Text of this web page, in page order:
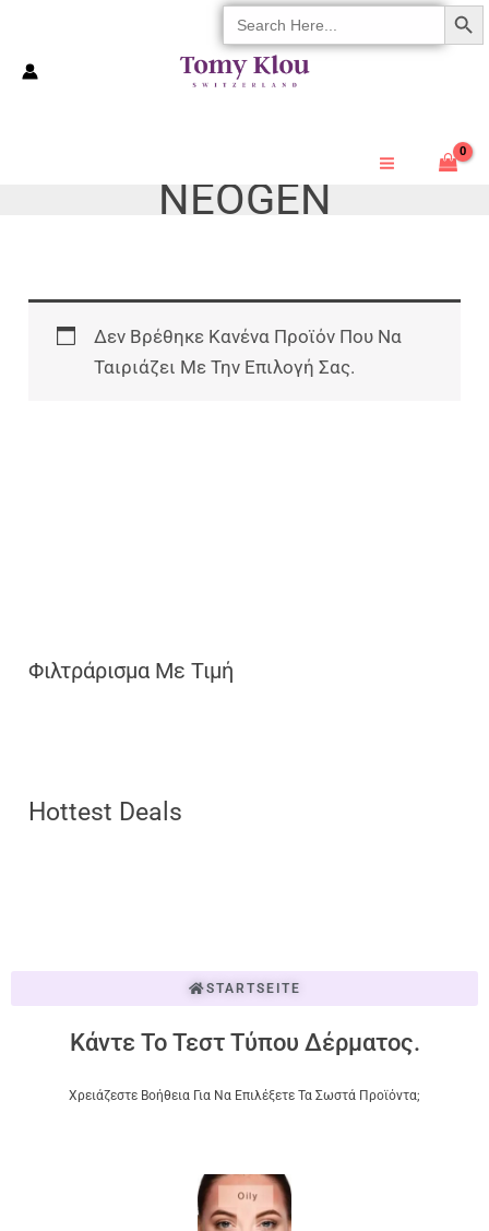
Search
For:
SEARCH
Περιεχόμενο
NEOGEN
Φιλτράρισμα Με Τιμή
Hottest Deals
Δεν Βρέθηκε Κανένα Προϊόν Που Να
Ταιριάζει Με Την Επιλογή Σας.
STARTSEITE
Κάντε Το Τεστ Τύπου Δέρματος.
Χρειάζεστε Βοήθεια Για Να Επιλέξετε Τα Σωστά Προϊόντα;